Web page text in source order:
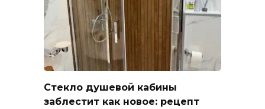
Стекло душевой кабины
заблестит как новое: рецепт